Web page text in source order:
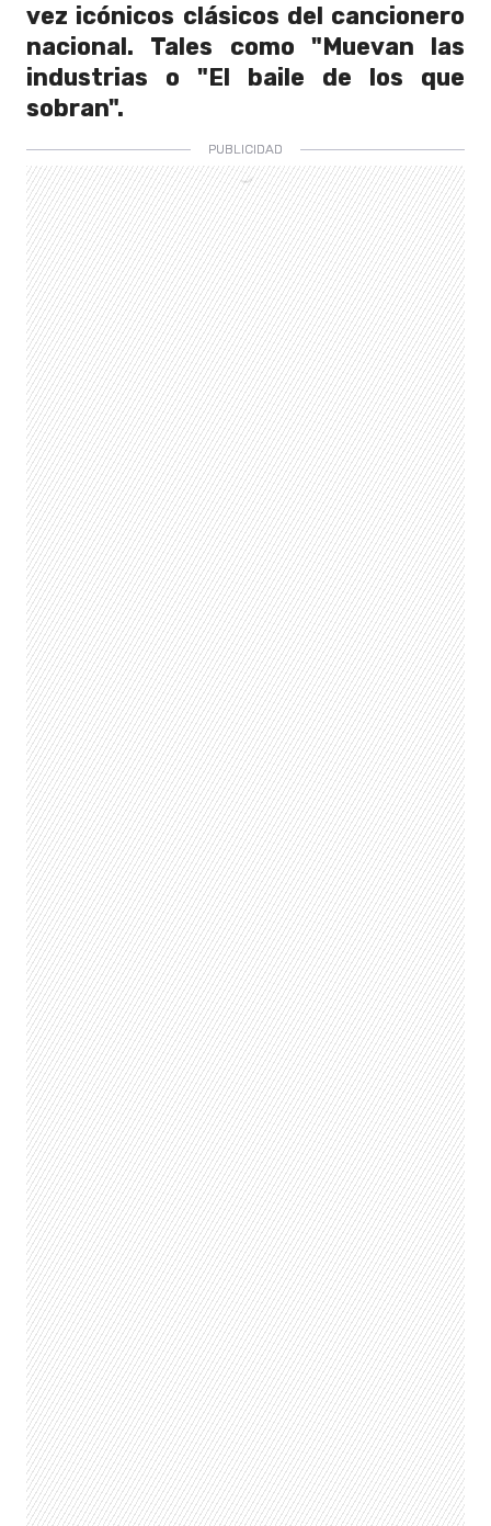
vez icónicos clásicos del cancionero
nacional. Tales como "Muevan las
industrias o "El baile de los que
sobran".